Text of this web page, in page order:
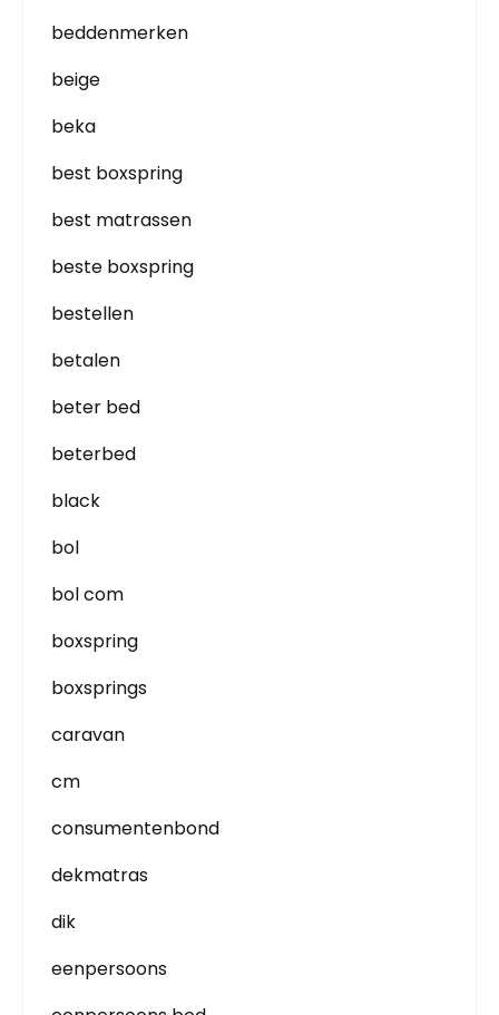
beddenmerken
beige
beka
best boxspring
best matrassen
beste boxspring
bestellen
betalen
beter bed
beterbed
black
bol
bol com
boxspring
boxsprings
caravan
cm
consumentenbond
dekmatras
dik
eenpersoons